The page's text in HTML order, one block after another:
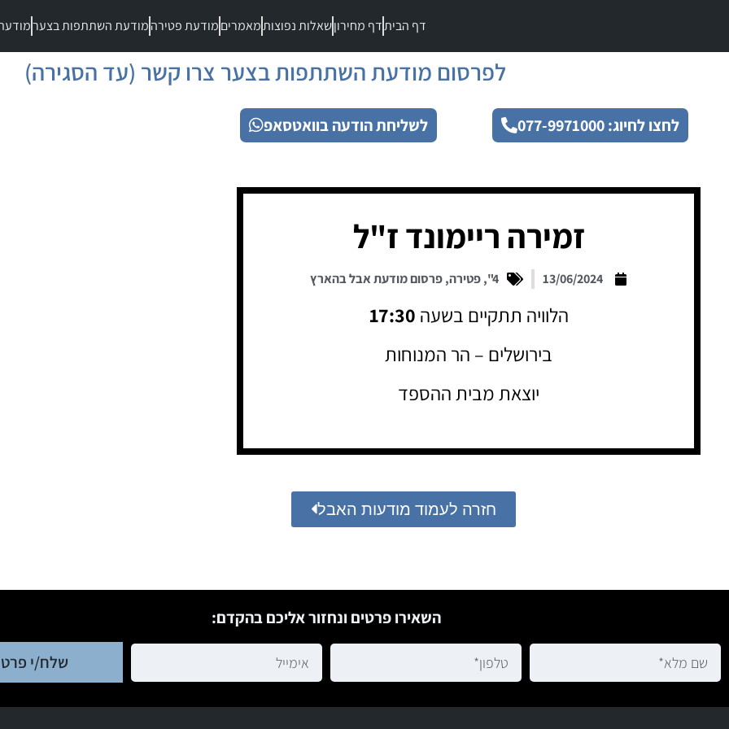
דף הביתדף מחירוןשאלות נפוצותמאמריםמודעת פטירהמודעת השתתפות בצער
לפרסום מודעת השתתפות בצער צרו קשר (עד הסגירה)
לחצו לחיוג: 077-9971000 לשליחת הודעה בוואטסאפ
זמירה ריימונד ז"ל
13/06/2024
4"
,פטירה,פרסום מודעת אבל בהארץ
הלוויה תתקיים בשעה 17:30
בירושלים – הר המנוחות
יוצאת מבית ההספד
חזרה לעמוד מודעות האבל
השאירו פרטים ונחזור אליכם בהקדם:
שלח/י